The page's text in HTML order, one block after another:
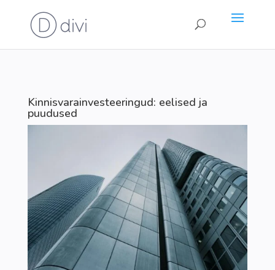
Kinnisvarainvesteeringud: eelised ja
puudused